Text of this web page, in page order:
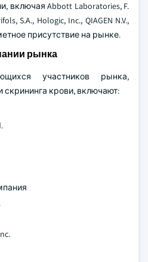
включая Abbott Laboratories, F.
S.A., Hologic, Inc., QIAGEN N.V.,
присутствие на рынке.
рынка
участников рынка,
крови, включают: